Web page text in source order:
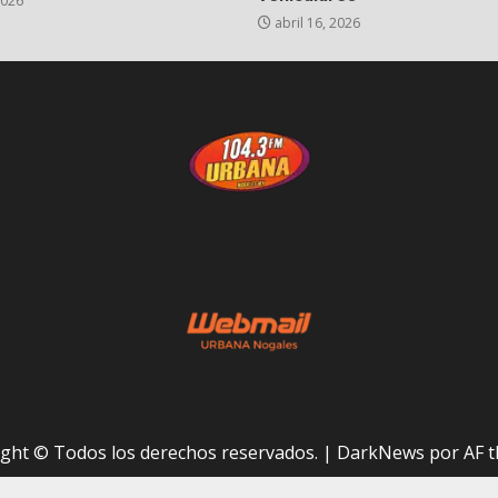
abril 16, 2026
© Todos los derechos reservados. | DarkNews por AF